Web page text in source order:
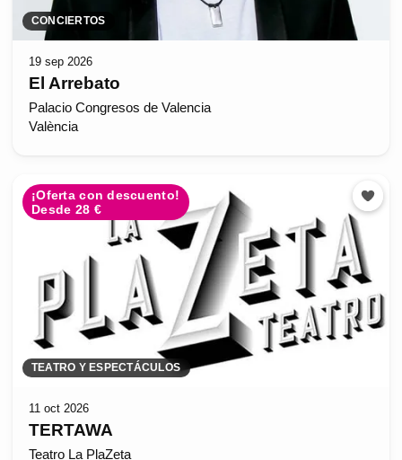
CONCIERTOS
19 sep 2026
El Arrebato
Palacio Congresos de Valencia
València
¡Oferta con descuento!
Desde 28 €
TEATRO Y ESPECTÁCULOS
11 oct 2026
TERTAWA
Teatro La PlaZeta